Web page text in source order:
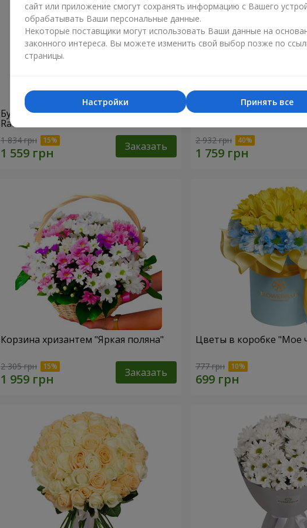
Букет "Прикосновение любви" +
Raffaello
1 834 грн Заказать
9 веток фиолетовой
2 932 грн
Корзина хризантем "Яркая поляна"
2 305 грн Заказать
Цветы в коробке "Мое
777 грн
сайт или приложение смогут сохранять информацию с Вашего
обрабатывать Ваши персональные данные.
Некоторые поставщики могут использовать Ваши данные на
законного интереса. Вы можете изменить свой выбор позже по
страницы.
Принять все
Настройки